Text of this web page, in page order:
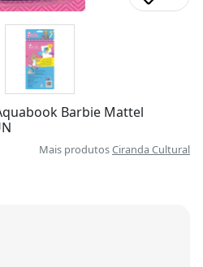
Barbie Mattel
Mais produtosCiranda Cultural